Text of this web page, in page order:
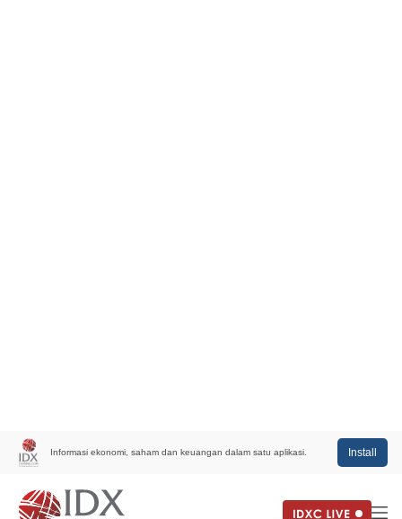
Informasi ekonomi, saham dan keuangan dalam satu aplikasi. Install